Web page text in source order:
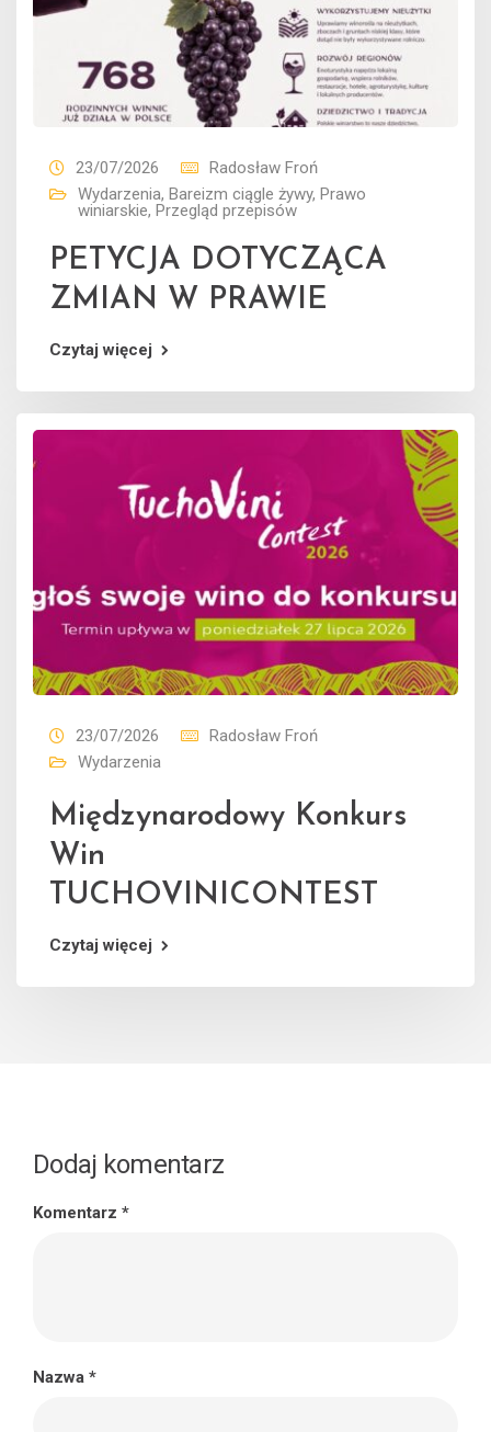
23/07/2026
Radosław Froń
Wydarzenia, Bareizm ciągle żywy, Prawo
winiarskie, Przegląd przepisów
PETYCJA DOTYCZĄCA
ZMIAN W PRAWIE
Czytaj więcej
23/07/2026
Radosław Froń
Wydarzenia
Międzynarodowy Konkurs
Win
TUCHOVINICONTEST
Czytaj więcej
Dodaj komentarz
Komentarz *
Nazwa *